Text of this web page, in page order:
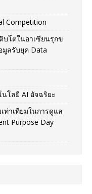
Competition
บโตในอาเซียนรุกข
มูลรับยุค Data
นโลยี AI อัจฉริยะ
ท่าเทียมในการดูแล
Purpose Day